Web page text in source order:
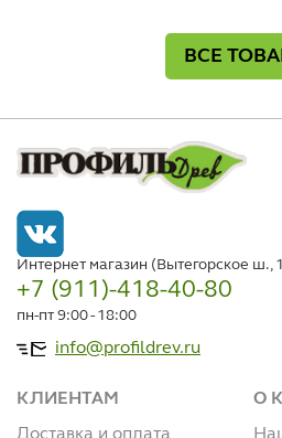
ВСЕ
Интернет магазин (Вытегорское ш.,
+7 (911)-418-40-80
пн-пт 9:00 - 18:00
info@profildrev.ru
КЛИЕНТАМ
О